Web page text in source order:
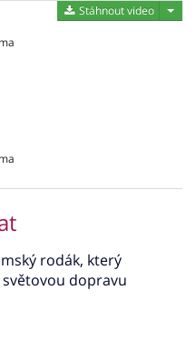
Stáhnout video
rodák, který
dopravu